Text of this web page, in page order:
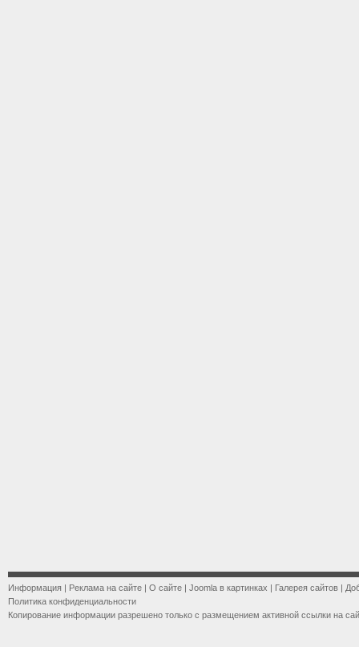
Информация | Реклама на сайте | О сайте | Joomla в картинках | Галерея сайтов |
Политика конфиденциальности
Копирование информации разрешено только с размещением активной ссылки на